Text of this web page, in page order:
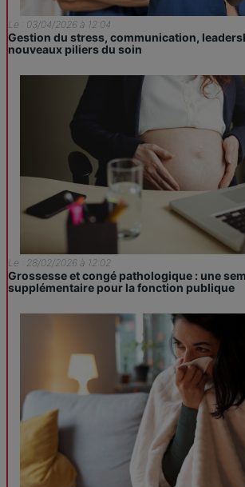
Le : 03/04/2026 à 12:04
Gestion du stress, communication,
nouveaux piliers du soin
Le : 28/02/2026 à 12:02
Grossesse et congé pathologique : une
supplémentaire pour la fonction publique